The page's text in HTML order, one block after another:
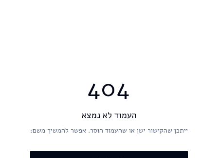
404
העמוד לא נמצא
ייתכן שהקישור ישן או שהעמוד הוסר. אפשר להמשיך משם: